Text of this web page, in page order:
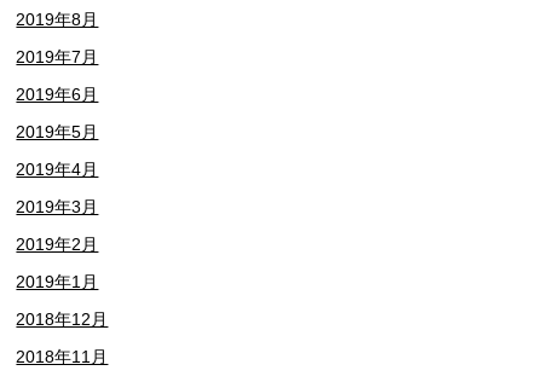
2019年8月
2019年7月
2019年6月
2019年5月
2019年4月
2019年3月
2019年2月
2019年1月
2018年12月
2018年11月